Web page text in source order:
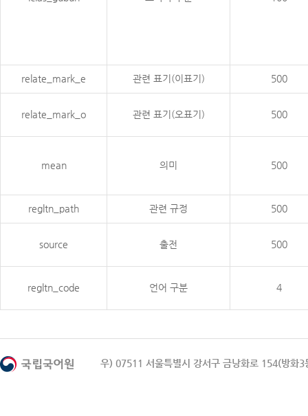
relate_mark_e 관련 표기(이표기) 500
relate_mark_o 관련 표기(오표기) 500
mean 의미 500
regltn_path 관련 규정 500
source 출전 500
regltn_code 언어 구분 4
우) 07511 서울특별시 강서구 금낭화로 154(방화3